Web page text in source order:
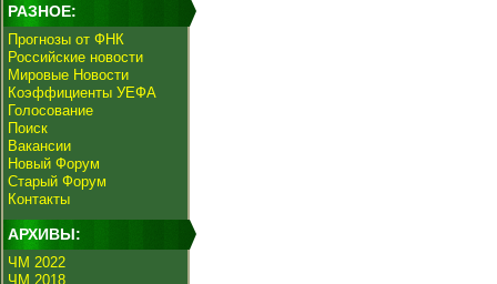
РАЗНОЕ:
Прогнозы от ФНК
Российские новости
Мировые Новости
Коэффициенты УЕФА
Голосование
Поиск
Вакансии
Новый Форум
Старый Форум
Контакты
АРХИВЫ:
ЧМ 2022
ЧМ 2018